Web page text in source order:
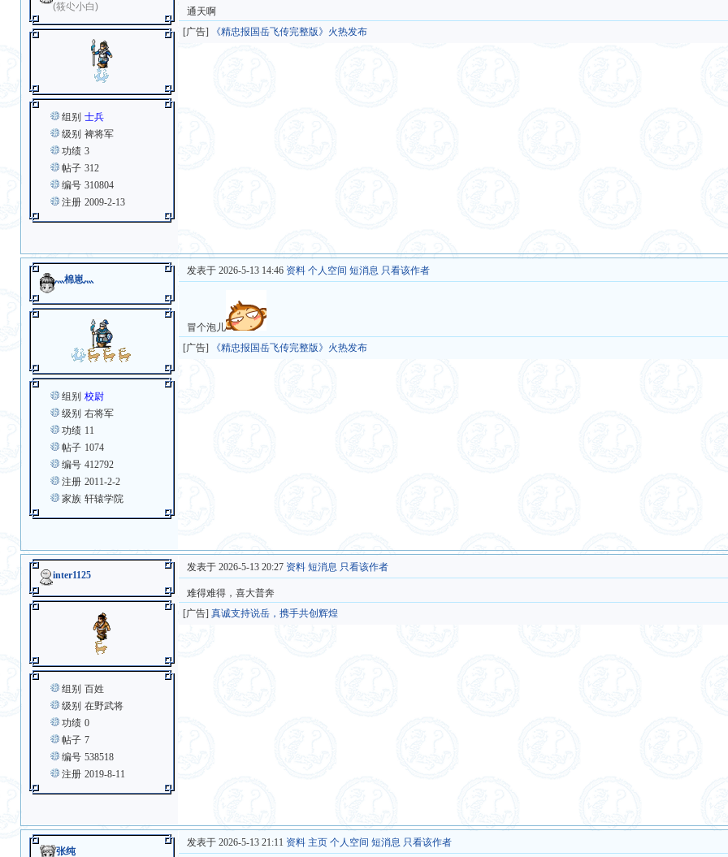
(筱尐小白)
组别 士兵
级别 裨将军
功绩 3
帖子 312
编号 310804
注册 2009-2-13
通天啊
[广告]
《精忠报国岳飞传完整版》火热发布
灬棉崽灬
组别 校尉
级别 右将军
功绩 11
帖子 1074
编号 412792
注册 2011-2-2
家族 轩辕学院
发表于 2026-5-13 14:46 资料 个人空间 短消息 只看该作者
冒个泡儿
[广告]
《精忠报国岳飞传完整版》火热发布
inter1125
组别 百姓
级别 在野武将
功绩 0
帖子 7
编号 538518
注册 2019-8-11
发表于 2026-5-13 20:27 资料 短消息 只看该作者
难得难得，喜大普奔
[广告] 真诚支持说岳，携手共创辉煌
张纯
发表于 2026-5-13 21:11 资料 主页 个人空间 短消息 只看该作者